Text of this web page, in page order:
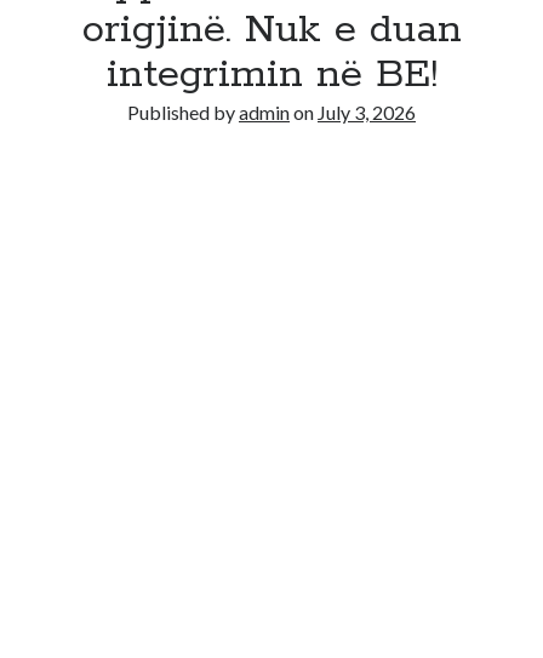
Recent Comments
No comments to show.
origjinë. Nuk e duan
integrimin në BE!
Published byadminon July 3, 2026